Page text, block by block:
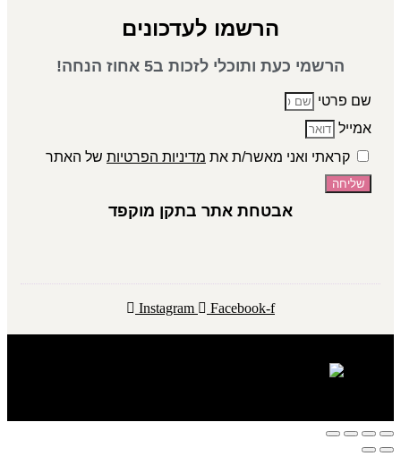
הרשמו לעדכונים
הרשמי כעת ותוכלי לזכות ב5 אחוז הנחה!
שם פרטי
אמייל
קראתי ואני מאשר/ת את מדיניות הפרטיות של האתר
שליחה
אבטחת אתר בתקן מוקפד
Instagram Facebook-f